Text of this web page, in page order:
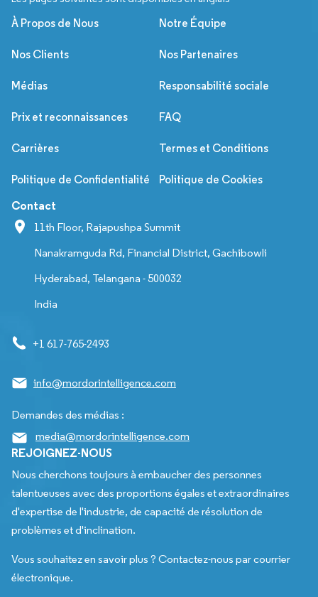
À Propos de Nous Notre Équipe
Nos Clients Nos Partenaires
Médias Responsabilité sociale
Prix et reconnaissances FAQ
Carrières Termes et Conditions
Politique de Confidentialité Politique de Cookies
Contact
11th Floor, Rajapushpa Summit
Nanakramguda Rd, Financial District, Gachibowli
Hyderabad, Telangana - 500032
India
+1 617-765-2493
info@mordorintelligence.com
Demandes des médias :
media@mordorintelligence.com
REJOIGNEZ-NOUS
Nous cherchons toujours à embaucher des personnes
talentueuses avec des proportions égales et extraordinaires
d'expertise de l'industrie, de capacité de résolution de
problèmes et d'inclination.
Vous souhaitez en savoir plus ? Contactez-nous par courrier
électronique.